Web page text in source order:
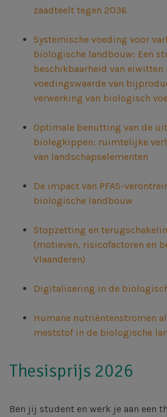
zaadteelt tegen 2036
Systemische voeding voor
biologische landbouw: Een
beschikbaarheid van eiwitten
voedingswaarde van
verwerking van biologisch
Optimale benutting van de
biolegkippen: ruimtelijke
van landschapselementen
De impact van PFAS-
biologische landbouw
Stopzetting en
(motieven, risicofactoren en
Vlaanderen)
Digitalisering in de
Humane nutriëntenstromen
meststof in de biologische
Thesisprijs 2026
Ben jij student en werk je aan een